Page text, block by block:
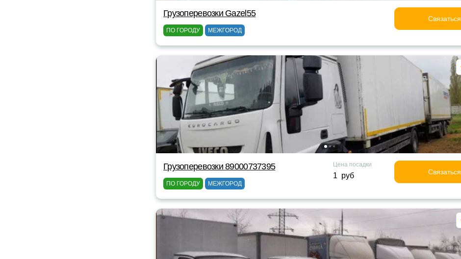
Грузоперевозки Gazel55
ПО ГОРОДУ МЕЖГОРОД
Связаться
Грузоперевозки 89000737395
ПО ГОРОДУ МЕЖГОРОД
Цена посадки
1 руб Связаться